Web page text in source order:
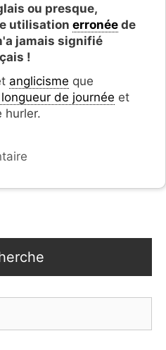
ou presque,
utilisation erronée de
jamais signifié
!
anglicisme que
de journée et
hurler.